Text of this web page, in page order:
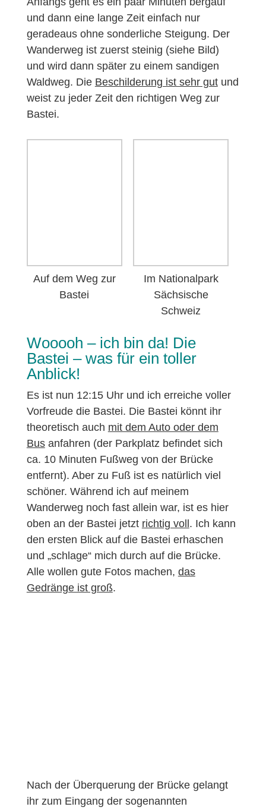
und dann eine lange Zeit einfach nur
geradeaus ohne sonderliche Steigung. Der
Wanderweg ist zuerst steinig (siehe Bild)
und wird dann später zu einem sandigen
Waldweg. Die Beschilderung ist sehr gutund
weist zu jeder Zeit den richtigen Weg zur
Bastei.
Auf dem Weg zur
Bastei
Im Nationalpark
Sächsische
Schweiz
Wooooh – ich bin da! Die
Bastei – was für ein toller
Anblick!
Es ist nun 12:15 Uhr und ich erreiche voller
Vorfreude die Bastei. Die Bastei könnt ihr
theoretisch auch mit dem Auto oder dem
Busanfahren (der Parkplatz befindet sich
ca. 10 Minuten Fußweg von der Brücke
entfernt). Aber zu Fuß ist es natürlich viel
schöner. Während ich auf meinem
Wanderweg noch fast allein war, ist es hier
oben an der Bastei jetzt richtig voll. Ich kann
den ersten Blick auf die Bastei erhaschen
und „schlage“ mich durch auf die Brücke.
Alle wollen gute Fotos machen, das
Gedränge ist groß.
Nach der Überquerung der Brücke gelangt
ihr zum Eingang der sogenannten